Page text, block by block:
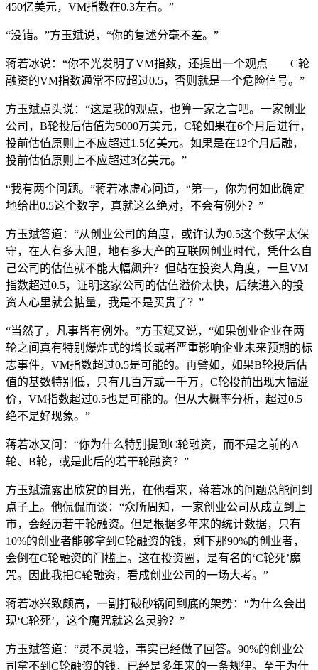
450亿美元，VM指数在0.3左右。”
“没错。”方玉斌说，“你的复述分毫不差。”
蒋若冰说：“你不光发明了VM指数，还提出一个观点——C轮
融资的VM指数通常不应超过0.5，否则就是一个危险信号。”
方玉斌点头说：“这是我的观点，也算一家之言吧。一家创业
公司，B轮投后估值为5000万美元，C轮如果在6个月后进行，
投前估值原则上不应超过1.5亿美元。如果是在12个月后融，
投前估值原则上不应超过3亿美元。”
“我有两个问题。”蒋若冰虚心问道，“第一，你为何如此确定
地给出0.5这个数字，真就这么绝对，不会有例外？”
方玉斌答道：“从创业公司的角度，或许认为0.5这个数字太保
守，在人有多大胆，地有多大产的互联网创业时代，凭什么自
己公司的估值就不能大幅飙升？但站在投资人角度，一旦VM
指数超过0.5，证明这家公司的估值溢价太快，后续进入的投
资人心里就会掂量，我是不是买贵了？”
“当然了，凡事皆有例外。”方玉斌又说，“如果创业企业在两
轮之间真有特别爆炸式的增长或者严重影响企业未来预期的标
志事件，VM指数超过0.5是可能的。再譬如，如果B轮投后估
值的基数特别低，只有几百万或一千万，C轮投前出现大幅溢
价，VM指数超过0.5也是可能的。但从大概率分析，超过0.5
绝不是好现象。”
蒋若冰又问：“你为什么特别提到C轮融资，而不是之前的A
轮、B轮，或是此后的若干轮融资？”
方玉斌流露出欣赏的目光，在他看来，蒋若冰的问题总能问到
点子上。他侃侃而谈：“众所周知，一家创业公司从成立到上
市，会经历若干轮融资。但是根据多年来的统计数据，只有
10%的创业者能够拿到C轮融资的钱，剩下那90%的创业者，
会倒在C轮融资的门槛上。这在投资圈，是有名的‘C轮死’魔
咒。因此我把C轮融资，看成创业公司的一场大考。”
蒋若冰兴致颇高，一副打破砂锅问到底的架势：“为什么会出
现‘C轮死’，这个魔咒就这么灵验？”
方玉斌答道：“灵不灵验，事实已经做了回答。90%的创业公
司拿不到C轮融资的钱，已经是多年来的一条规律。至于为什